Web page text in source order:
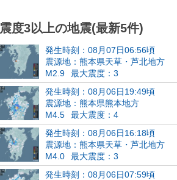
震度3以上の地震(最新5件)
発生時刻：08月07日06:56頃
震源地：熊本県天草・芦北地方
M2.9
最大震度：3
発生時刻：08月06日19:49頃
震源地：熊本県熊本地方
M4.5
最大震度：4
発生時刻：08月06日16:18頃
震源地：熊本県天草・芦北地方
M4.0
最大震度：3
発生時刻：08月06日07:59頃